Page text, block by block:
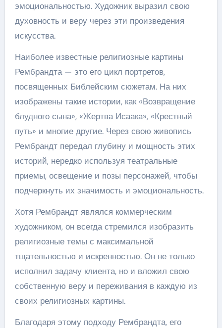
эмоциональностью. Художник выразил свою
духовность и веру через эти произведения
искусства.
Наиболее известные религиозные картины
Рембрандта — это его цикл портретов,
посвященных Библейским сюжетам. На них
изображены такие истории, как «Возвращение
блудного сына», «Жертва Исаака», «Крестный
путь» и многие другие. Через свою живопись
Рембрандт передал глубину и мощность этих
историй, нередко используя театральные
приемы, освещение и позы персонажей, чтобы
подчеркнуть их значимость и эмоциональность.
Хотя Рембрандт являлся коммерческим
художником, он всегда стремился изобразить
религиозные темы с максимальной
тщательностью и искренностью. Он не только
исполнил задачу клиента, но и вложил свою
собственную веру и переживания в каждую из
своих религиозных картины.
Благодаря этому подходу Рембрандта, его